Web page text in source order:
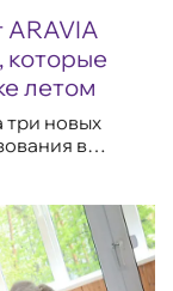
ARAVIA
которые
летом
три новых
в